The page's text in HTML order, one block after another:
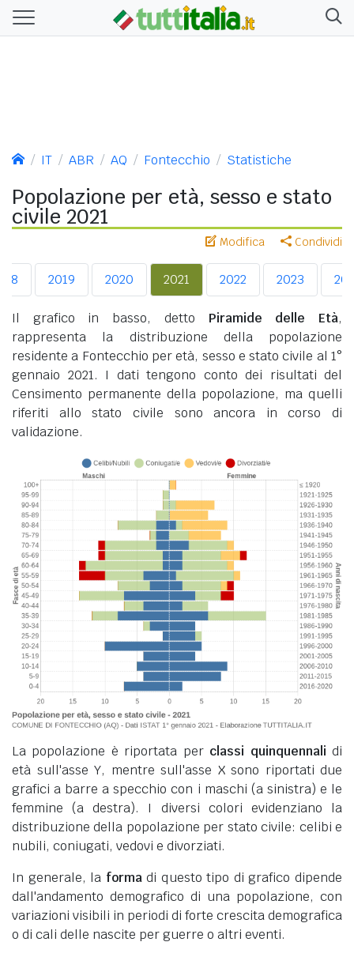
IT ABR AQ Fontecchio Statistiche
Popolazione per età, sesso e stato
civile 2021
Modifica Condividi
2019 2020 2021 2022 2023
Il grafico in basso, detto Piramide delle Età,
rappresenta la distribuzione della popolazione
residente a Fontecchio per età, sesso e stato civile al 1°
gennaio 2021. I dati tengono conto dei risultati del
Censimento permanente della popolazione, ma quelli
riferiti allo stato civile sono ancora in corso di
validazione.
La popolazione è riportata per classi quinquennali di
età sull'asse Y, mentre sull'asse X sono riportati due
grafici a barre a specchio con i maschi (a sinistra) e le
femmine (a destra). I diversi colori evidenziano la
distribuzione della popolazione per stato civile: celibi e
nubili, coniugati, vedovi e divorziati.
In generale, la formadi questo tipo di grafico dipende
dall'andamento demografico di una popolazione, con
variazioni visibili in periodi di forte crescita demografica
o di cali delle nascite per guerre o altri eventi.